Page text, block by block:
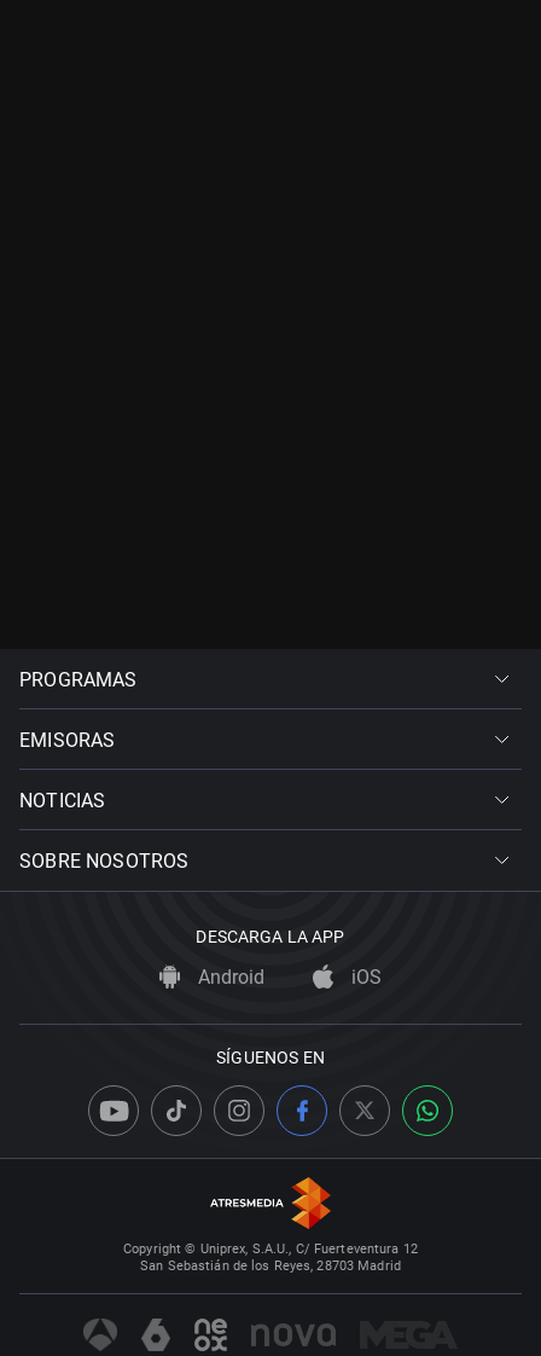
PROGRAMAS
EMISORAS
NOTICIAS
SOBRE NOSOTROS
DESCARGA LA APP
Android iOS
SÍGUENOS EN
Copyright © Uniprex, S.A.U., C/ Fuerteventura 12
San Sebastián de los Reyes, 28703 Madrid